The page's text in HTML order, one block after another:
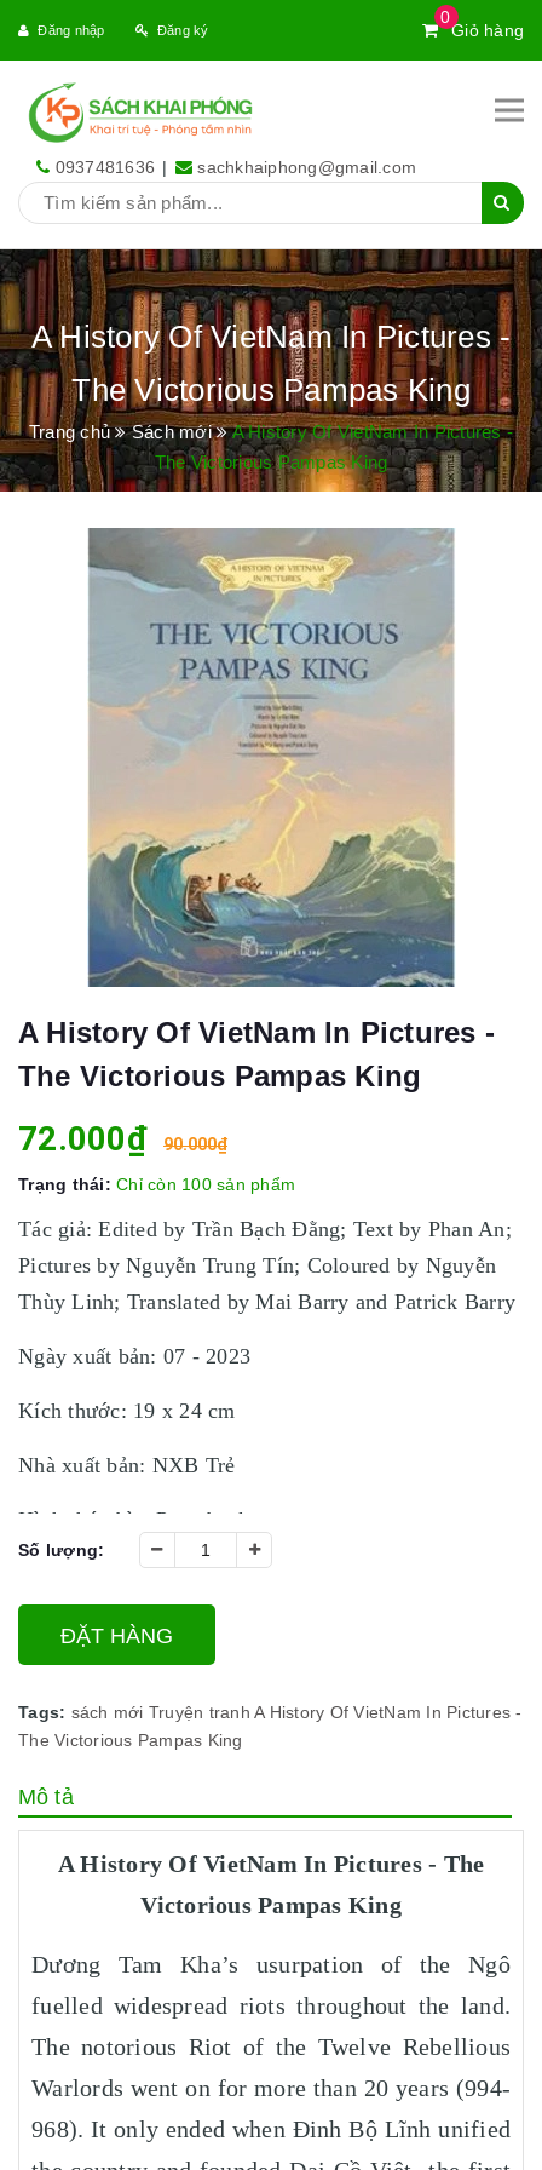
0
Giỏ hàng
Đăng nhập Đăng ký
0937481636 | sachkhaiphong@gmail.com
A History Of VietNam In Pictures -
The Victorious Pampas King
Trang chủ Sách mới
A History Of VietNam In Pictures -
The Victorious Pampas King
A History Of VietNam In Pictures -
The Victorious Pampas King
72.000₫ 90.000₫
Trạng thái: Chỉ còn 100 sản phẩm
Tác giả: Edited by Trần Bạch Đằng; Text by Phan An;
Pictures by Nguyễn Trung Tín; Coloured by Nguyễn
Thùy Linh; Translated by Mai Barry and Patrick Barry
Ngày xuất bản: 07 - 2023
Kích thước: 19 x 24 cm
Nhà xuất bản: NXB Trẻ
Hình thức bìa: Paperback
Số lượng:
ĐẶT HÀNG
Tags: sách mới Truyện tranh A History Of VietNam In Pictures -
The Victorious Pampas King
Mô tả
A History Of VietNam In Pictures - The
Victorious Pampas King
Dương Tam Kha’s usurpation of the Ngô
fuelled widespread riots throughout the land.
The notorious Riot of the Twelve Rebellious
Warlords went on for more than 20 years (994-
968). It only ended when Đinh Bộ Lĩnh unified